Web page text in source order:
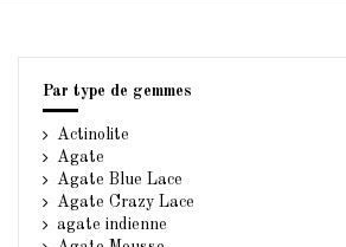
Par type de gemmes
Actinolite
Agate
Agate Blue Lace
Agate Crazy Lace
agate indienne